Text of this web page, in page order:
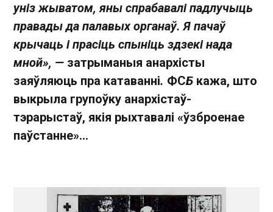
уніз жыватом, яны спрабавалі падлучыць
правады да палавых органаў. Я пачаў
крычаць і прасіць спыніць здзекі нада
мной», — затрыманыя анархісты
заяўляюць пра катаванні. ФСБ кажа, што
выкрыла групоўку анархістаў-
тэрарыстаў, якія рыхтавалі «ўзброенае
паўстанне»...